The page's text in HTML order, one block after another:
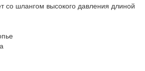
со шлангом высокого давления длиной